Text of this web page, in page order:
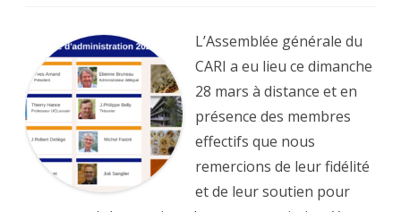
L’Assemblée générale du
CARI a eu lieu ce dimanche
28 mars à distance et en
présence des membres
effectifs que nous
remercions de leur fidélité
et de leur soutien pour